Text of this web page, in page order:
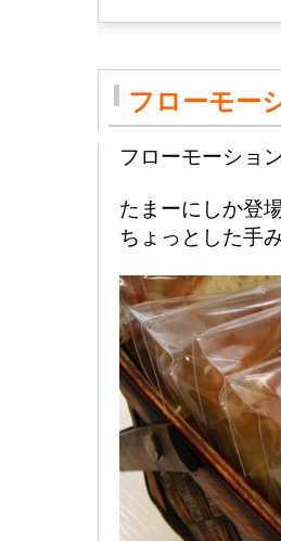
フローモー
フローモーショ
たまーにしか登
ちょっとした手